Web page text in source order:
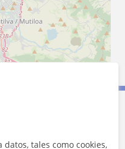
tales como cookies,